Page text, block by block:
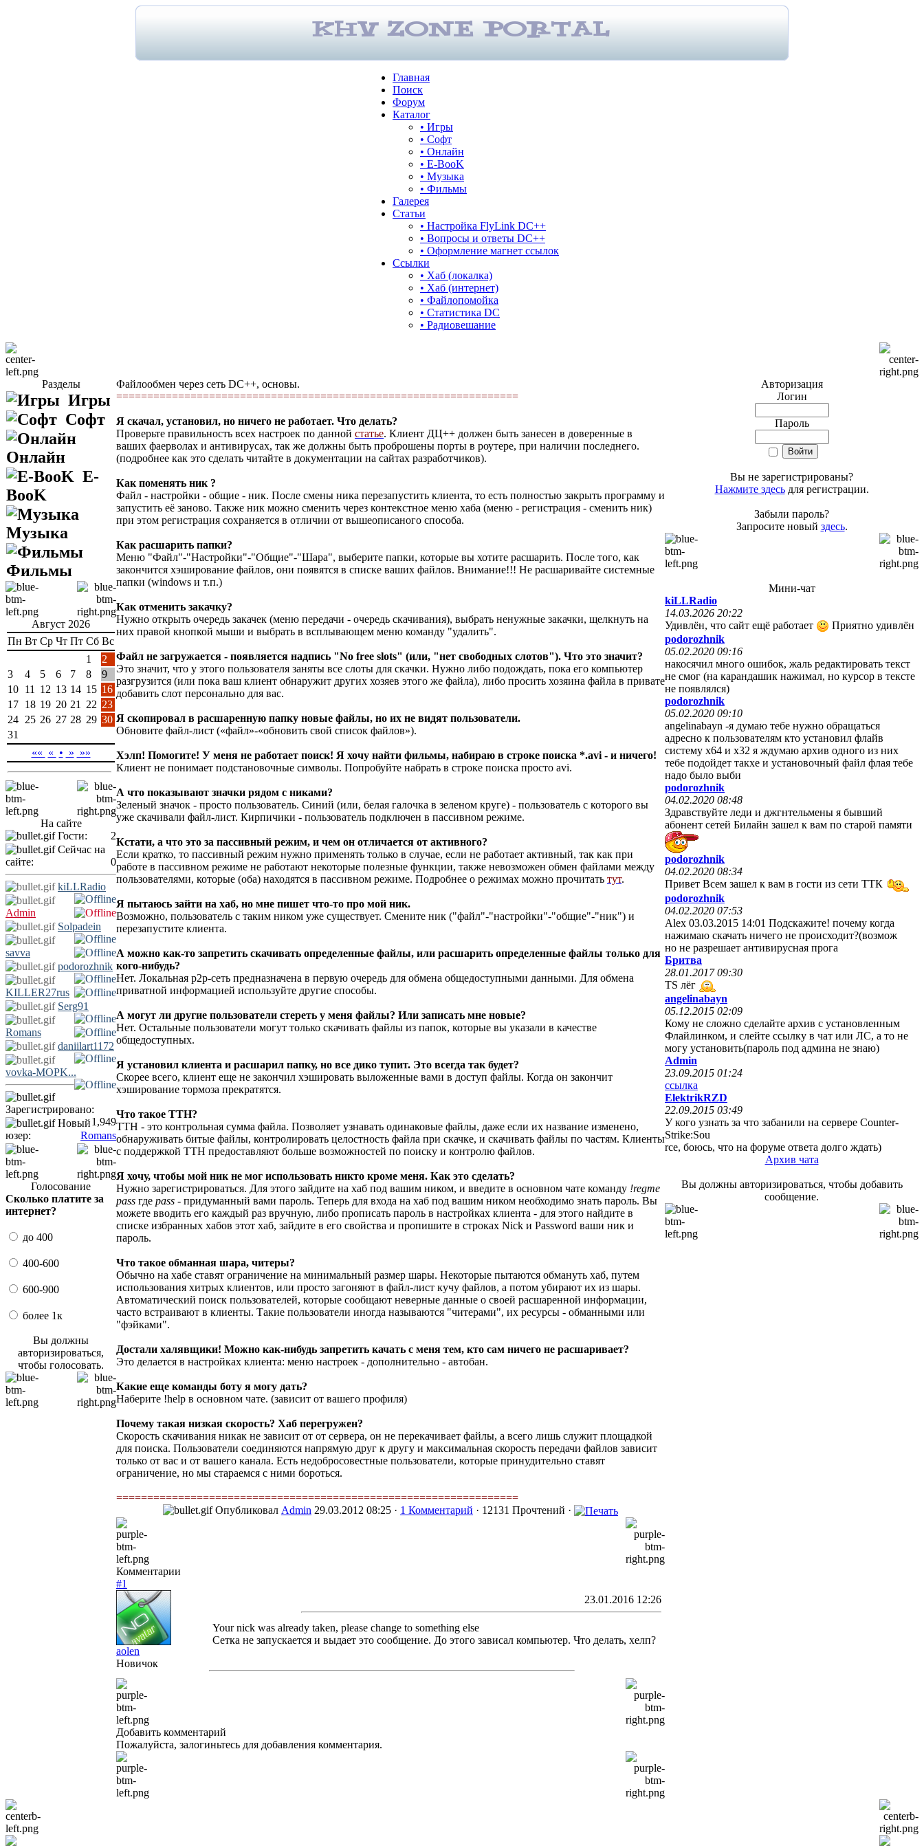
Главная
Поиск
Форум
Каталог
• Игры
• Софт
• Онлайн
• E-BooK
• Музыка
• Фильмы
Галерея
Статьи
• Настройка FlyLink DC++
• Вопросы и ответы DC++
• Оформление магнет ссылок
Ссылки
• Хаб (локалка)
• Хаб (интернет)
• Файлопомойка
• Статистика DC
• Радиовешание
Разделы
Игры
Софт
Онлайн
E-
BooK
Музыка
Фильмы
Август 2026
Пн Вт Ср Чт Пт Сб Вс
1
2
3
4 5 6 7 8
9
10 11 12 13 14 15 16
17 18 19 20 21 22 23
24 25 26 27 28 29 30
31
«« « • » »»
На сайте
Гости:
2
Сейчас на
сайте:
0
kiLLRadio
Admin
Solpadein
savva
podorozhnik
KILLER27rus
Serg91
Romans
daniilart1172
vovka-MOPK...
Зарегистрировано:
1,949
Новый
юзер:
Romans
Голосование
Сколько платите за
интернет?
до 400
400-600
600-900
более 1к
Вы должны
авторизироваться,
чтобы голосовать.
Файлообмен через сеть DC++, основы.
=================================================================
Я скачал, установил, но ничего не работает. Что делать?
Проверьте правильность всех настроек по данной статье. Клиент ДЦ++ должен быть занесен в доверенные в
ваших фаерволах и антивирусах, так же должны быть проброшены порты в роутере, при наличии последнего.
(подробнее как это сделать читайте в документации на сайтах разработчиков).
Как поменять ник ?
Файл - настройки - общие - ник. После смены ника перезапустить клиента, то есть полностью закрыть программу и
запустить её заново. Также ник можно сменить через контекстное меню хаба (меню - регистрация - сменить ник)
при этом регистрация сохраняется в отличии от вышеописаного способа.
Как расшарить папки?
Меню "Файл"-"Настройки"-"Общие"-"Шара", выберите папки, которые вы хотите расшарить. После того, как
закончится хэширование файлов, они появятся в списке ваших файлов. Внимание!!! Не расшаривайте системные
папки (windows и т.п.)
Как отменить закачку?
Нужно открыть очередь закачек (меню передачи - очередь скачивания), выбрать ненужные закачки, щелкнуть на
них правой кнопкой мыши и выбрать в всплывающем меню команду "удалить".
Файл не загружается - появляется надпись "No free slots" (или, "нет свободных слотов"). Что это значит?
Это значит, что у этого пользователя заняты все слоты для скачки. Нужно либо подождать, пока его компьютер
разгрузится (или пока ваш клиент обнаружит других хозяев этого же файла), либо просить хозяина файла в привате
добавить слот персонально для вас.
Я скопировал в расшаренную папку новые файлы, но их не видят пользователи.
Обновите файл-лист («файл»-«обновить свой список файлов»).
Хэлп! Помогите! У меня не работает поиск! Я хочу найти фильмы, набираю в строке поиска *.avi - и ничего!
Клиент не понимает подстановочные символы. Попробуйте набрать в строке поиска просто avi.
А что показывают значки рядом с никами?
Зеленый значок - просто пользователь. Синий (или, белая галочка в зеленом круге) - пользователь с которого вы
уже скачивали файл-лист. Кирпичики - пользователь подключен в пассивном режиме.
Кстати, а что это за пассивный режим, и чем он отличается от активного?
Если кратко, то пассивный режим нужно применять только в случае, если не работает активный, так как при
работе в пассивном режиме не работают некоторые полезные функции, также невозможен обмен файлами между
пользователями, которые (оба) находятся в пассивном режиме. Подробнее о режимах можно прочитать тут.
Я пытаюсь зайти на хаб, но мне пишет что-то про мой ник.
Возможно, пользователь с таким ником уже существует. Смените ник ("файл"-"настройки"-"общие"-"ник") и
перезапустите клиента.
А можно как-то запретить скачивать определенные файлы, или расшарить определенные файлы только для
кого-нибудь?
Нет. Локальная p2p-сеть предназначена в первую очередь для обмена общедоступными данными. Для обмена
приватной информацией используйте другие способы.
А могут ли другие пользователи стереть у меня файлы? Или записать мне новые?
Нет. Остальные пользователи могут только скачивать файлы из папок, которые вы указали в качестве
общедоступных.
Я установил клиента и расшарил папку, но все дико тупит. Это всегда так будет?
Скорее всего, клиент еще не закончил хэшировать выложенные вами в доступ файлы. Когда он закончит
хэширование тормоза прекратятся.
Что такое TTH?
TTH - это контрольная сумма файла. Позволяет узнавать одинаковые файлы, даже если их название изменено,
обнаруживать битые файлы, контролировать целостность файла при скачке, и скачивать файлы по частям. Клиенты
с поддержкой TTH предоставляют больше возможностей по поиску и контролю файлов.
Я хочу, чтобы мой ник не мог использовать никто кроме меня. Как это сделать?
Нужно зарегистрироваться. Для этого зайдите на хаб под вашим ником, и введите в основном чате команду !regme
pass где pass - придуманный вами пароль. Теперь для входа на хаб под вашим ником необходимо знать пароль. Вы
можете вводить его каждый раз вручную, либо прописать пароль в настройках клиента - для этого найдите в
списке избранных хабов этот хаб, зайдите в его свойства и пропишите в строках Nick и Password ваши ник и
пароль.
Что такое обманная шара, читеры?
Обычно на хабе ставят ограничение на минимальный размер шары. Некоторые пытаются обмануть хаб, путем
использования хитрых клиентов, или просто загоняют в файл-лист кучу файлов, а потом убирают их из шары.
Автоматический поиск пользователей, которые сообщают неверные данные о своей расшаренной информации,
часто встраивают в клиенты. Такие пользователи иногда называются "читерами", их ресурсы - обманными или
"фэйками".
Достали халявщики! Можно как-нибудь запретить качать с меня тем, кто сам ничего не расшаривает?
Это делается в настройках клиента: меню настроек - дополнительно - автобан.
Какие еще команды боту я могу дать?
Наберите !help в основном чате. (зависит от вашего профиля)
Почему такая низкая скорость? Хаб перегружен?
Скорость скачивания никак не зависит от от сервера, он не перекачивает файлы, а всего лишь служит площадкой
для поиска. Пользователи соединяются напрямую друг к другу и максимальная скорость передачи файлов зависит
только от вас и от вашего канала. Есть недобросовестные пользователи, которые принудительно ставят
ограничение, но мы стараемся с ними бороться.
=================================================================
Опубликовал Admin 29.03.2012 08:25 · 1 Комментарий · 12131 Прочтений ·
Комментарии
#1
aolen
Новичок
23.01.2016 12:26
Your nick was already taken, please change to something else
Сетка не запускается и выдает это сообщение. До этого зависал компьютер. Что делать, хелп?
Добавить комментарий
Пожалуйста, залогиньтесь для добавления комментария.
Авторизация
Логин
Пароль
Вы не зарегистрированы?
Нажмите здесьдля регистрации.
Забыли пароль?
Запросите новый здесь.
Мини-чат
kiLLRadio
14.03.2026 20:22
Удивлён, что сайт ещё работает
Приятно удивлён
podorozhnik
05.02.2020 09:16
накосячил много ошибок, жаль редактировать текст
не смог (на карандашик нажимал, но курсор в тексте
не появлялся)
podorozhnik
05.02.2020 09:10
angelinabayn -я думаю тебе нужно обращаться
адресно к пользователям кто установил флайв
систему х64 и х32 я ждумаю архив одного из них
тебе подойдет такхе и установочный файл флая тебе
надо было выби
podorozhnik
04.02.2020 08:48
Здравствуйте леди и джгнтельмены я бывший
абонент сетей Билайн зашел к вам по старой памяти
podorozhnik
04.02.2020 08:34
Привет Всем зашел к вам в гости из сети ТТК
podorozhnik
04.02.2020 07:53
Alex 03.03.2015 14:01 Подскажите! почему когда
нажимаю скачать ничего не происходит?(возмож
но не разрешает антивирусная прога
Бритва
28.01.2017 09:30
TS лёг
angelinabayn
05.12.2015 02:09
Кому не сложно сделайте архив с установленным
Флайлинком, и слейте ссылку в чат или ЛС, а то не
могу установить(пароль под админа не знаю)
Admin
23.09.2015 01:24
ссылка
ElektrikRZD
22.09.2015 03:49
У кого узнать за что забанили на сервере Counter-
Strike:Sou
rce, боюсь, что на форуме ответа долго ждать)
Архив чата
Вы должны авторизироваться, чтобы добавить
сообщение.